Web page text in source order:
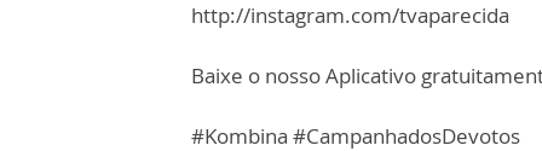
http://instagram.com/tvaparecida
Baixe o nosso Aplicativo
#Kombina #CampanhadosDevotos